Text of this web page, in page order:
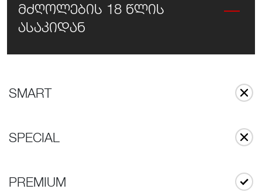
მძღოლების 18 წლის
ასაკიდან
SMART
SPECIAL
PREMIUM